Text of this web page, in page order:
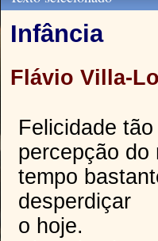
Infância
Flávio Villa-
Felicidade
percepção do
tempo
desperdiçar
o hoje.